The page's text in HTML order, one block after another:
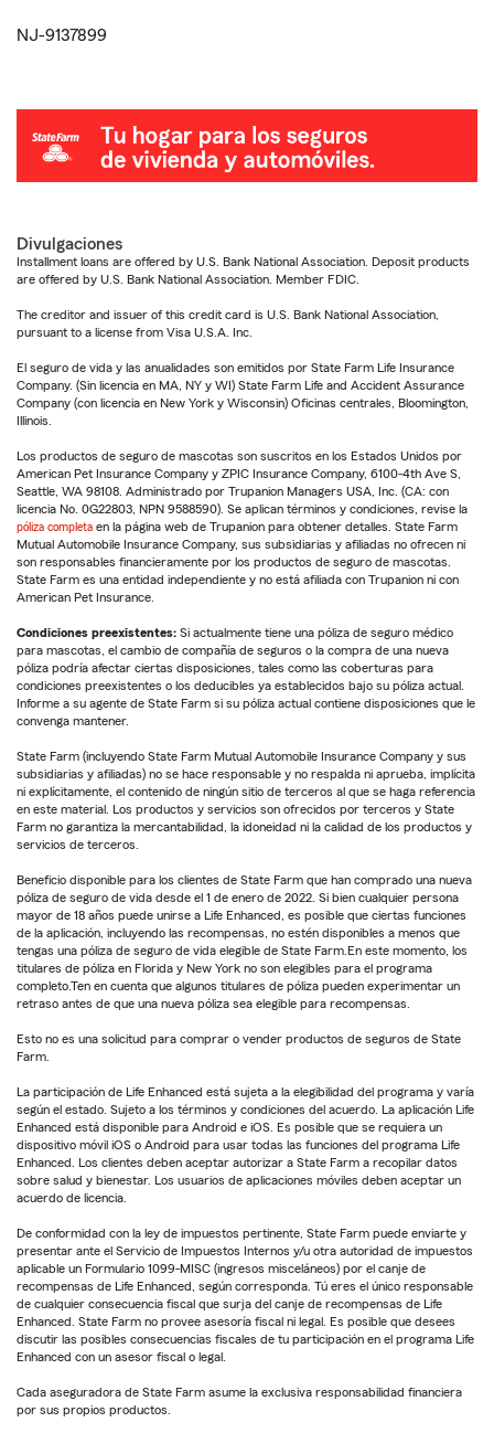
NJ-9137899
Divulgaciones
Installment loans are offered by U.S. Bank National Association. Deposit products
are offered by U.S. Bank National Association. Member FDIC.
The creditor and issuer of this credit card is U.S. Bank National Association,
pursuant to a license from Visa U.S.A. Inc.
El seguro de vida y las anualidades son emitidos por State Farm Life Insurance
Company. (Sin licencia en MA, NY y WI) State Farm Life and Accident Assurance
Company (con licencia en New York y Wisconsin) Oficinas centrales, Bloomington,
Illinois.
Los productos de seguro de mascotas son suscritos en los Estados Unidos por
American Pet Insurance Company y ZPIC Insurance Company, 6100-4th Ave S,
Seattle, WA 98108. Administrado por Trupanion Managers USA, Inc. (CA: con
licencia No. 0G22803, NPN 9588590). Se aplican términos y condiciones, revise la
póliza completa en la página web de Trupanion para obtener detalles. State Farm
Mutual Automobile Insurance Company, sus subsidiarias y afiliadas no ofrecen ni
son responsables financieramente por los productos de seguro de mascotas.
State Farm es una entidad independiente y no está afiliada con Trupanion ni con
American Pet Insurance.
Condiciones preexistentes: Si actualmente tiene una póliza de seguro médico
para mascotas, el cambio de compañía de seguros o la compra de una nueva
póliza podría afectar ciertas disposiciones, tales como las coberturas para
condiciones preexistentes o los deducibles ya establecidos bajo su póliza actual.
Informe a su agente de State Farm si su póliza actual contiene disposiciones que le
convenga mantener.
State Farm (incluyendo State Farm Mutual Automobile Insurance Company y sus
subsidiarias y afiliadas) no se hace responsable y no respalda ni aprueba, implícita
ni explícitamente, el contenido de ningún sitio de terceros al que se haga referencia
en este material. Los productos y servicios son ofrecidos por terceros y State
Farm no garantiza la mercantabilidad, la idoneidad ni la calidad de los productos y
servicios de terceros.
Beneficio disponible para los clientes de State Farm que han comprado una nueva
póliza de seguro de vida desde el 1 de enero de 2022. Si bien cualquier persona
mayor de 18 años puede unirse a Life Enhanced, es posible que ciertas funciones
de la aplicación, incluyendo las recompensas, no estén disponibles a menos que
tengas una póliza de seguro de vida elegible de State Farm.En este momento, los
titulares de póliza en Florida y New York no son elegibles para el programa
completo.Ten en cuenta que algunos titulares de póliza pueden experimentar un
retraso antes de que una nueva póliza sea elegible para recompensas.
Esto no es una solicitud para comprar o vender productos de seguros de State
Farm.
La participación de Life Enhanced está sujeta a la elegibilidad del programa y varía
según el estado. Sujeto a los términos y condiciones del acuerdo. La aplicación Life
Enhanced está disponible para Android e iOS. Es posible que se requiera un
dispositivo móvil iOS o Android para usar todas las funciones del programa Life
Enhanced. Los clientes deben aceptar autorizar a State Farm a recopilar datos
sobre salud y bienestar. Los usuarios de aplicaciones móviles deben aceptar un
acuerdo de licencia.
De conformidad con la ley de impuestos pertinente, State Farm puede enviarte y
presentar ante el Servicio de Impuestos Internos y/u otra autoridad de impuestos
aplicable un Formulario 1099-MISC (ingresos misceláneos) por el canje de
recompensas de Life Enhanced, según corresponda. Tú eres el único responsable
de cualquier consecuencia fiscal que surja del canje de recompensas de Life
Enhanced. State Farm no provee asesoría fiscal ni legal. Es posible que desees
discutir las posibles consecuencias fiscales de tu participación en el programa Life
Enhanced con un asesor fiscal o legal.
Cada aseguradora de State Farm asume la exclusiva responsabilidad financiera
por sus propios productos.